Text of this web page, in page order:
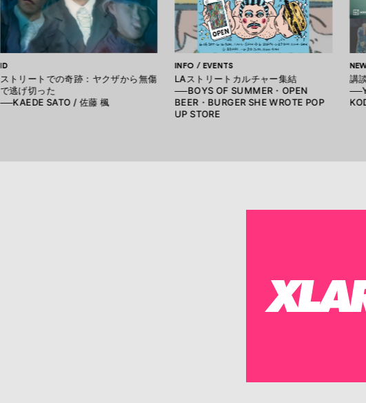
ID
ストリートでの奇跡：ヤクザから無傷
で逃げ切った
──KAEDE SATO / 佐藤 楓
INFO / EVENTS
LAストリートカルチャー集結
──BOYS OF SUMMER・OPEN
BEER・BURGER SHE WROTE POP
UP STORE
講